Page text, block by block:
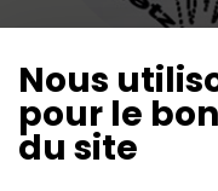
Nous
pour le
du site